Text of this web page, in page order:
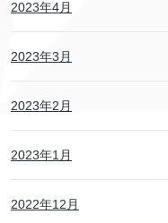
2023年4月
2023年3月
2023年2月
2023年1月
2022年12月